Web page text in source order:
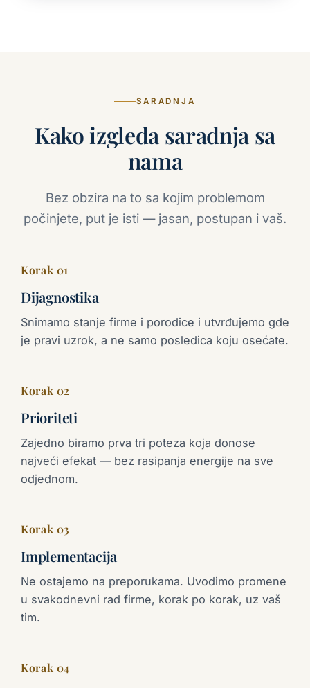
SARADNJA
Kako izgleda saradnja sa
nama
Bez obzira na to sa kojim problemom
počinjete, put je isti — jasan, postupan i vaš.
Korak 01
Dijagnostika
Snimamo stanje firme i porodice i utvrđujemo gde
je pravi uzrok, a ne samo posledica koju osećate.
Korak 02
Prioriteti
Zajedno biramo prva tri poteza koja donose
najveći efekat — bez rasipanja energije na sve
odjednom.
Korak 03
Implementacija
Ne ostajemo na preporukama. Uvodimo promene
u svakodnevni rad firme, korak po korak, uz vaš
tim.
Korak 04